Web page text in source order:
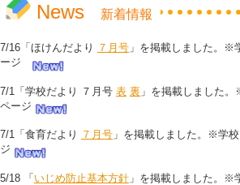
News 新着情報
7/16「ほけんだより ７月号 」を掲載しました。※
ージ
7/1「学校だより ７月号 表 裏 」を掲載しました
ページ
7/1「食育だより ７月号 」を掲載しました。※学
ジ
5/18 「いじめ防止基本方針 」を掲載しました。※